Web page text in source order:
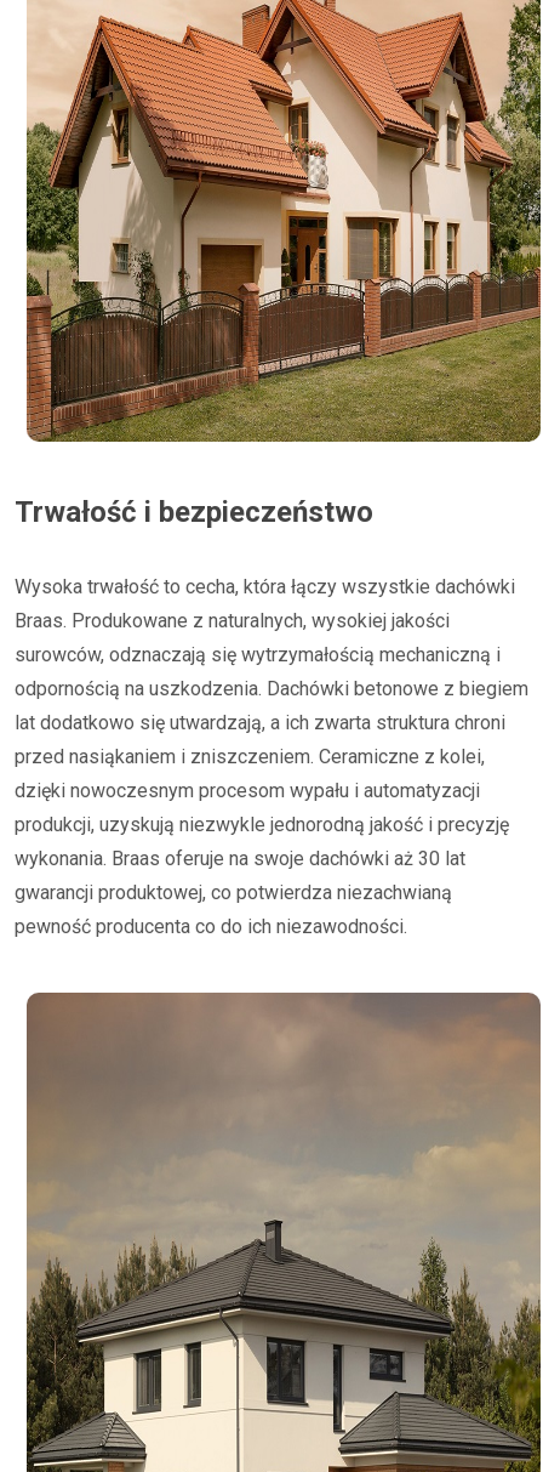
Trwałość i bezpieczeństwo
Wysoka trwałość to cecha, która łączy wszystkie dachówki
Braas. Produkowane z naturalnych, wysokiej jakości
surowców, odznaczają się wytrzymałością mechaniczną i
odpornością na uszkodzenia. Dachówki betonowe z biegiem
lat dodatkowo się utwardzają, a ich zwarta struktura chroni
przed nasiąkaniem i zniszczeniem. Ceramiczne z kolei,
dzięki nowoczesnym procesom wypału i automatyzacji
produkcji, uzyskują niezwykle jednorodną jakość i precyzję
wykonania. Braas oferuje na swoje dachówki aż 30 lat
gwarancji produktowej, co potwierdza niezachwianą
pewność producenta co do ich niezawodności.